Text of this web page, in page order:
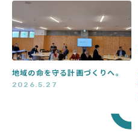
地域の命を守る計画づくりへ。
2026.5.27